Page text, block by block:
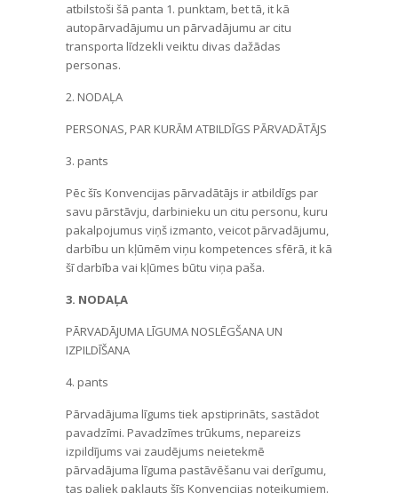
atbilstoši šā panta 1. punktam, bet tā, it kā
autopārvadājumu un pārvadājumu ar citu
transporta līdzekli veiktu divas dažādas
personas.
2. NODAĻA
PERSONAS, PAR KURĀM ATBILDĪGS PĀRVADĀTĀJS
3. pants
Pēc šīs Konvencijas pārvadātājs ir atbildīgs par
savu pārstāvju, darbinieku un citu personu, kuru
pakalpojumus viņš izmanto, veicot pārvadājumu,
darbību un kļūmēm viņu kompetences sfērā, it kā
šī darbība vai kļūmes būtu viņa paša.
3. NODAĻA
PĀRVADĀJUMA LĪGUMA NOSLĒGŠANA UN
IZPILDĪŠANA
4. pants
Pārvadājuma līgums tiek apstiprināts, sastādot
pavadzīmi. Pavadzīmes trūkums, nepareizs
izpildījums vai zaudējums neietekmē
pārvadājuma līguma pastāvēšanu vai derīgumu,
tas paliek pakļauts šīs Konvencijas noteikumiem.